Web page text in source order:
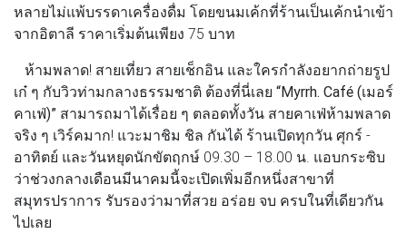
หลายไม่แพ้บรรดาเครื่องดื่ม โดยขนมเค้กที่ร้านเป็นเค้กนำเข้า
จากอิตาลี ราคาเริ่มต้นเพียง 75 บาท
ห้ามพลาด! สายเที่ยว สายเช็กอิน และใครกำลังอยากถ่ายรูป
เก๋ ๆ กับวิวท่ามกลางธรรมชาติ ต้องที่นี่เลย “Myrrh. Café (เมอร์
คาเฟ่)” สามารถมาได้เรื่อย ๆ ตลอดทั้งวัน สายคาเฟ่ห้ามพลาด
จริง ๆ เวิร์คมาก! แวะมาชิม ชิล กันได้ ร้านเปิดทุกวัน ศุกร์ -
อาทิตย์ และวันหยุดนักขัตฤกษ์ 09.30 – 18.00 น. แอบกระซิบ
ว่าช่วงกลางเดือนมีนาคมนี้จะเปิดเพิ่มอีกหนึ่งสาขาที่
สมุทรปราการ รับรองว่ามาที่สวย อร่อย จบ ครบในที่เดียวกัน
ไปเลย